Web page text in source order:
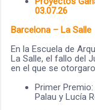
03.07.26
Barcelona – La Salle
En la Escuela de
La Salle, el fallo del
en el que se
Primer
Palau y Lucía